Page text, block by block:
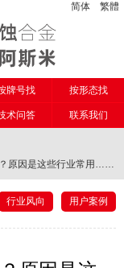
简体 繁體
牌号找 按形态找
术问答 联系我们
原因是这些行业常用……
行业风向 用户案例